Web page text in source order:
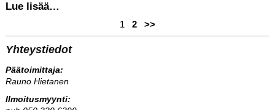
Lue lisää…
1 2 >>
Yhteystiedot
Päätoimittaja:
Rauno Hietanen
Ilmoitusmyynti: